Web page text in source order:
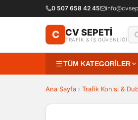
0 507 658 42 45
C CV SEPETİ
TRAFİK & İŞ GÜVENLİĞİ
TÜM KATEGORİLER
Ana Sayfa Trafik Konisi &